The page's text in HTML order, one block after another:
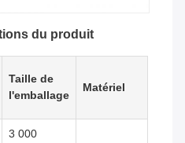
du produit
Taille de
l'emballage
Matériel
3 000